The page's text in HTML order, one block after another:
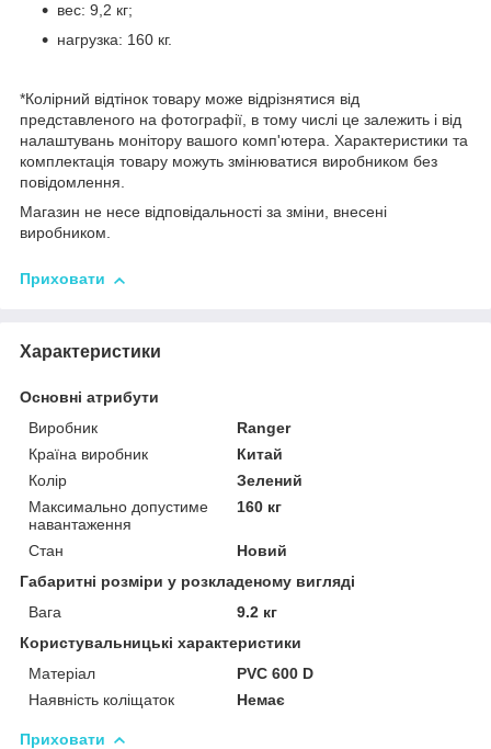
вес: 9,2 кг;
нагрузка: 160 кг.
*Колірний відтінок товару може відрізнятися від
представленого на фотографії, в тому числі це залежить і від
налаштувань монітору вашого комп'ютера. Характеристики та
комплектація товару можуть змінюватися виробником без
повідомлення.
Магазин не несе відповідальності за зміни, внесені
виробником.
Приховати
Характеристики
Основні атрибути
Виробник
Ranger
Країна виробник
Китай
Колір
Зелений
Максимально допустиме
навантаження
160 кг
Стан
Новий
Габаритні розміри у розкладеному вигляді
Вага
9.2 кг
Користувальницькі характеристики
Матеріал
PVC 600 D
Наявність коліщаток
Немає
Приховати